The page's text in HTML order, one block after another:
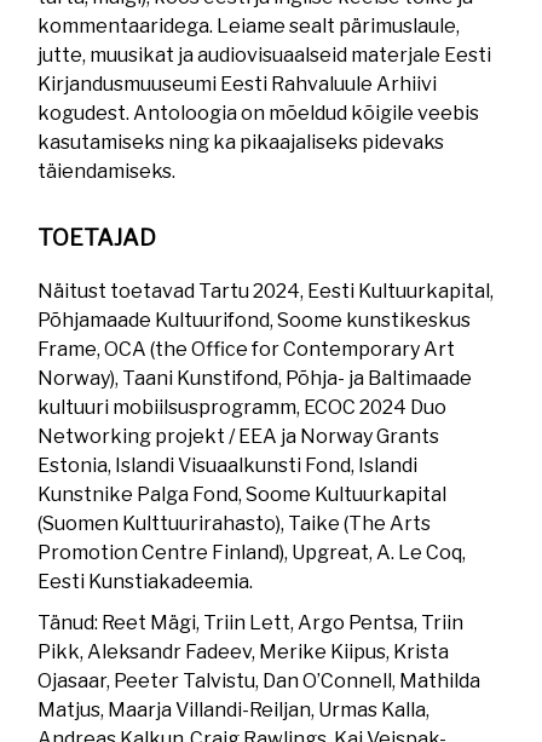
kommentaaridega. Leiame sealt pärimuslaule,
jutte, muusikat ja audiovisuaalseid materjale Eesti
Kirjandusmuuseumi Eesti Rahvaluule Arhiivi
kogudest. Antoloogia on mõeldud kõigile veebis
kasutamiseks ning ka pikaajaliseks pidevaks
täiendamiseks.
TOETAJAD
Näitust toetavad Tartu 2024, Eesti Kultuurkapital,
Põhjamaade Kultuurifond, Soome kunstikeskus
Frame, OCA (the Office for Contemporary Art
Norway), Taani Kunstifond, Põhja- ja Baltimaade
kultuuri mobiilsusprogramm, ECOC 2024 Duo
Networking projekt / EEA ja Norway Grants
Estonia, Islandi Visuaalkunsti Fond, Islandi
Kunstnike Palga Fond, Soome Kultuurkapital
(Suomen Kulttuurirahasto), Taike (The Arts
Promotion Centre Finland), Upgreat, A. Le Coq,
Eesti Kunstiakadeemia.
Tänud: Reet Mägi, Triin Lett, Argo Pentsa, Triin
Pikk, Aleksandr Fadeev, Merike Kiipus, Krista
Ojasaar, Peeter Talvistu, Dan O’Connell, Mathilda
Matjus, Maarja Villandi-Reiljan, Urmas Kalla,